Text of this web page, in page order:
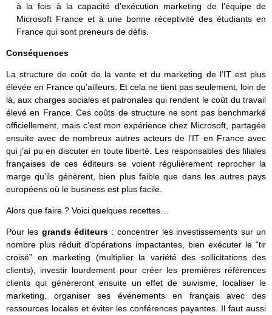
à la fois à la capacité d’exécution marketing de l’équipe de
Microsoft France et à une bonne réceptivité des étudiants en
France qui sont preneurs de défis.
Conséquences
La structure de coût de la vente et du marketing de l’IT est plus
élevée en France qu’ailleurs. Et cela ne tient pas seulement, loin de
là, aux charges sociales et patronales qui rendent le coût du travail
élevé en France. Ces coûts de structure ne sont pas benchmarké
officiellement, mais c’est mon expérience chez Microsoft, partagée
ensuite avec de nombreux autres acteurs de l’IT en France avec
qui j’ai pu en discuter en toute liberté. Les responsables des filiales
françaises de ces éditeurs se voient régulièrement reprocher la
marge qu’ils génèrent, bien plus faible que dans les autres pays
européens où le business est plus facile.
Alors que faire ? Voici quelques recettes…
Pour les grands éditeurs : concentrer les investissements sur un
nombre plus réduit d’opérations impactantes, bien exécuter le “tir
croisé” en marketing (multiplier la variété des sollicitations des
clients), investir lourdement pour créer les premières références
clients qui génèreront ensuite un effet de suivisme, localiser le
marketing, organiser ses événements en français avec des
ressources locales et éviter les conférences payantes. Il faut aussi